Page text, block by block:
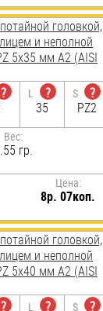
головкой,
и неполной
5х35 мм А2 (AISI
?
L
?
35
S
?
PZ2
Вес:
гр.
Цена:
8р. 07коп.
головкой,
и неполной
5х40 мм А2 (AISI
?
L
?
S
?